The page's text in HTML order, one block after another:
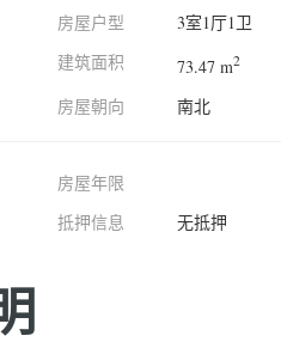
房屋户型
3室1厅1卫
建筑面积
73.47 m2
房屋朝向 南北
房屋年限
抵押信息
无抵押